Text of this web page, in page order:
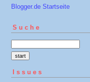
Blogger.de Startseite
Suche
Issues